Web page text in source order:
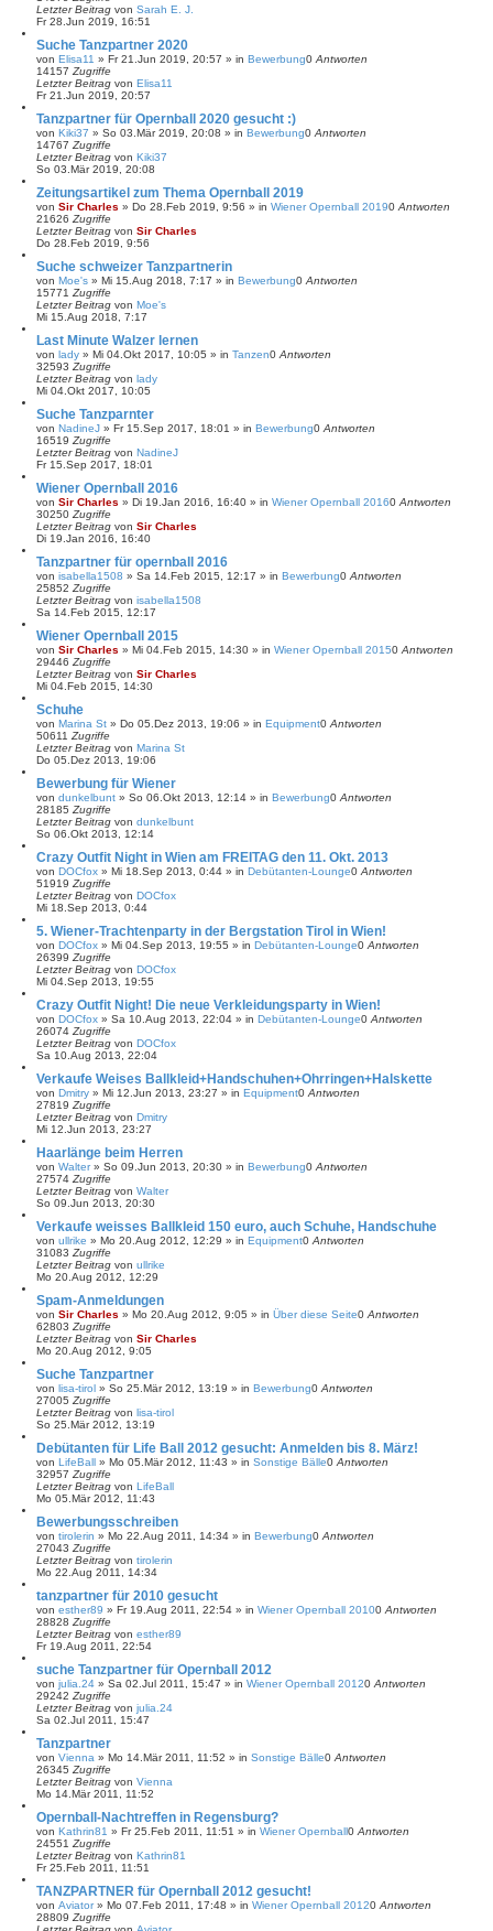
Letzter Beitrag von Sarah E. J.
Fr 28.Jun 2019, 16:51
Suche Tanzpartner 2020
von Elisa11 » Fr 21.Jun 2019, 20:57 » in Bewerbung0 Antworten
14157 Zugriffe
Letzter Beitrag von Elisa11
Fr 21.Jun 2019, 20:57
Tanzpartner für Opernball 2020 gesucht :)
von Kiki37 » So 03.Mär 2019, 20:08 » in Bewerbung0 Antworten
14767 Zugriffe
Letzter Beitrag von Kiki37
So 03.Mär 2019, 20:08
Zeitungsartikel zum Thema Opernball 2019
von Sir Charles » Do 28.Feb 2019, 9:56 » in Wiener Opernball 20190 Antworten
21626 Zugriffe
Letzter Beitrag von Sir Charles
Do 28.Feb 2019, 9:56
Suche schweizer Tanzpartnerin
von Moe's » Mi 15.Aug 2018, 7:17 » in Bewerbung0 Antworten
15771 Zugriffe
Letzter Beitrag von Moe's
Mi 15.Aug 2018, 7:17
Last Minute Walzer lernen
von lady » Mi 04.Okt 2017, 10:05 » in Tanzen0 Antworten
32593 Zugriffe
Letzter Beitrag von lady
Mi 04.Okt 2017, 10:05
Suche Tanzparnter
von NadineJ » Fr 15.Sep 2017, 18:01 » in Bewerbung0 Antworten
16519 Zugriffe
Letzter Beitrag von NadineJ
Fr 15.Sep 2017, 18:01
Wiener Opernball 2016
von Sir Charles » Di 19.Jan 2016, 16:40 » in Wiener Opernball 20160 Antworten
30250 Zugriffe
Letzter Beitrag von Sir Charles
Di 19.Jan 2016, 16:40
Tanzpartner für opernball 2016
von isabella1508 » Sa 14.Feb 2015, 12:17 » in Bewerbung0 Antworten
25852 Zugriffe
Letzter Beitrag von isabella1508
Sa 14.Feb 2015, 12:17
Wiener Opernball 2015
von Sir Charles » Mi 04.Feb 2015, 14:30 » in Wiener Opernball 20150 Antworten
29446 Zugriffe
Letzter Beitrag von Sir Charles
Mi 04.Feb 2015, 14:30
Schuhe
von Marina St » Do 05.Dez 2013, 19:06 » in Equipment0 Antworten
50611 Zugriffe
Letzter Beitrag von Marina St
Do 05.Dez 2013, 19:06
Bewerbung für Wiener
von dunkelbunt » So 06.Okt 2013, 12:14 » in Bewerbung0 Antworten
28185 Zugriffe
Letzter Beitrag von dunkelbunt
So 06.Okt 2013, 12:14
Crazy Outfit Night in Wien am FREITAG den 11. Okt. 2013
von DOCfox » Mi 18.Sep 2013, 0:44 » in Debütanten-Lounge0 Antworten
51919 Zugriffe
Letzter Beitrag von DOCfox
Mi 18.Sep 2013, 0:44
5. Wiener-Trachtenparty in der Bergstation Tirol in Wien!
von DOCfox » Mi 04.Sep 2013, 19:55 » in Debütanten-Lounge0 Antworten
26399 Zugriffe
Letzter Beitrag von DOCfox
Mi 04.Sep 2013, 19:55
Crazy Outfit Night! Die neue Verkleidungsparty in Wien!
von DOCfox » Sa 10.Aug 2013, 22:04 » in Debütanten-Lounge0 Antworten
26074 Zugriffe
Letzter Beitrag von DOCfox
Sa 10.Aug 2013, 22:04
Verkaufe Weises Ballkleid+Handschuhen+Ohrringen+Halskette
von Dmitry » Mi 12.Jun 2013, 23:27 » in Equipment0 Antworten
27819 Zugriffe
Letzter Beitrag von Dmitry
Mi 12.Jun 2013, 23:27
Haarlänge beim Herren
von Walter» So 09.Jun 2013, 20:30 » in Bewerbung0 Antworten
27574 Zugriffe
Letzter Beitrag von Walter
So 09.Jun 2013, 20:30
Verkaufe weisses Ballkleid 150 euro, auch Schuhe, Handschuhe
von ullrike » Mo 20.Aug 2012, 12:29 » in Equipment0 Antworten
31083 Zugriffe
Letzter Beitrag von ullrike
Mo 20.Aug 2012, 12:29
Spam-Anmeldungen
von Sir Charles » Mo 20.Aug 2012, 9:05 » in Über diese Seite0 Antworten
62803 Zugriffe
Letzter Beitrag von Sir Charles
Mo 20.Aug 2012, 9:05
Suche Tanzpartner
von lisa-tirol » So 25.Mär 2012, 13:19 » in Bewerbung0 Antworten
27005 Zugriffe
Letzter Beitrag von lisa-tirol
So 25.Mär 2012, 13:19
Debütanten für Life Ball 2012 gesucht: Anmelden bis 8. März!
von LifeBall » Mo 05.Mär 2012, 11:43 » in Sonstige Bälle0 Antworten
32957 Zugriffe
Letzter Beitrag von LifeBall
Mo 05.Mär 2012, 11:43
Bewerbungsschreiben
von tirolerin » Mo 22.Aug 2011, 14:34 » in Bewerbung0 Antworten
27043 Zugriffe
Letzter Beitrag von tirolerin
Mo 22.Aug 2011, 14:34
tanzpartner für 2010 gesucht
von esther89 » Fr 19.Aug 2011, 22:54 » in Wiener Opernball 20100 Antworten
28828 Zugriffe
Letzter Beitrag von esther89
Fr 19.Aug 2011, 22:54
suche Tanzpartner für Opernball 2012
von julia.24 » Sa 02.Jul 2011, 15:47 » in Wiener Opernball 20120 Antworten
29242 Zugriffe
Letzter Beitrag von julia.24
Sa 02.Jul 2011, 15:47
Tanzpartner
von Vienna » Mo 14.Mär 2011, 11:52 » in Sonstige Bälle0 Antworten
26345 Zugriffe
Letzter Beitrag von Vienna
Mo 14.Mär 2011, 11:52
Opernball-Nachtreffen in Regensburg?
von Kathrin81 » Fr 25.Feb 2011, 11:51 » in Wiener Opernball0 Antworten
24551 Zugriffe
Letzter Beitrag von Kathrin81
Fr 25.Feb 2011, 11:51
TANZPARTNER für Opernball 2012 gesucht!
von Aviator» Mo 07.Feb 2011, 17:48 » in Wiener Opernball 20120 Antworten
28809 Zugriffe